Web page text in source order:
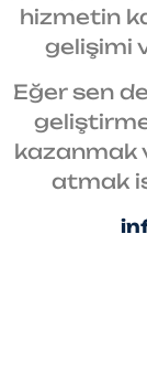
hizmetin
gelişimi
Eğer sen
kazanmak
atmak